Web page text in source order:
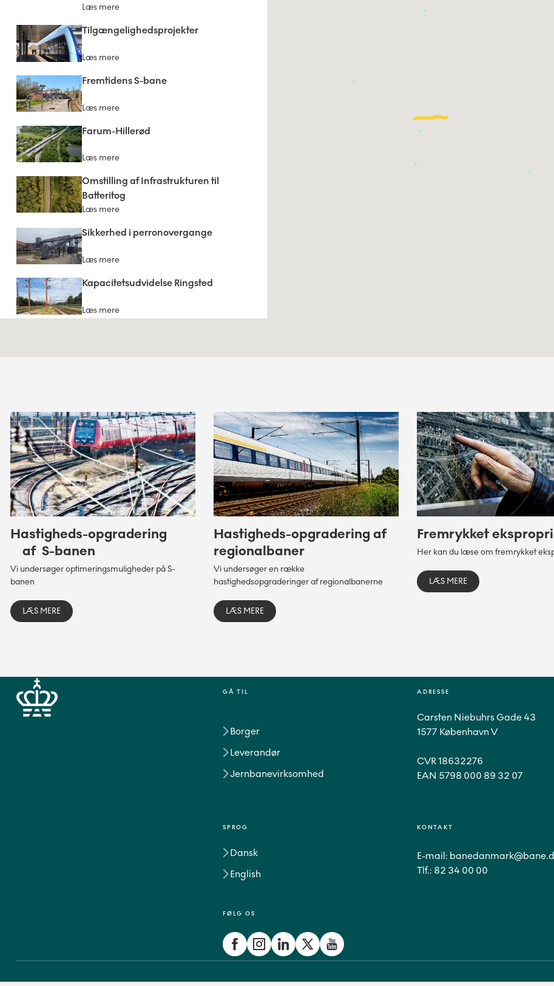
Læs mere
Tilgængelighedsprojekter
Læs mere
Fremtidens S-bane
Læs mere
Farum-Hillerød
Læs mere
Omstilling af Infrastrukturen til
Batteritog
Læs mere
Sikkerhed i perronovergange
Læs mere
Kapacitetsudvidelse Ringsted
Læs mere
Læs mere
Ny bane Aarhus-Silkeborg
Læs mere
Opgradering af Horsens
Station
Læs mere
Hastigheds-opgradering
af S-banen
Vi undersøger optimeringsmuligheder på S-
banen
LÆS MERE
Hastigheds-opgradering af
regionalbaner
Vi undersøger en række
hastighedsopgraderinger af regionalbanerne
LÆS MERE
Fremrykket
Her kan du læse om fremrykket
LÆS MERE
GÅ TIL
Borger
Leverandør
Jernbanevirksomhed
SPROG
Dansk
English
FØLG OS
ADRESSE
Carsten Niebuhrs Gade 43
1577 København V
CVR 18632276
EAN 5798 000 89 32 07
KONTAKT
E-mail:
Tlf.: 82 34 00 00